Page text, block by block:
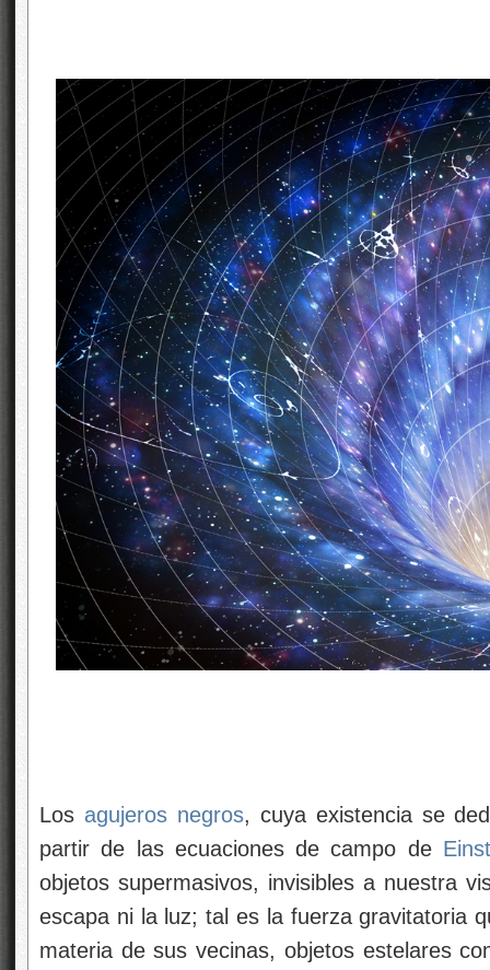
Los agujeros negros, cuya existencia se
partir de las ecuaciones de campo de
objetos supermasivos, invisibles a nuestra
escapa ni la luz; tal es la fuerza gravitatoria
materia de sus vecinas, objetos estelares